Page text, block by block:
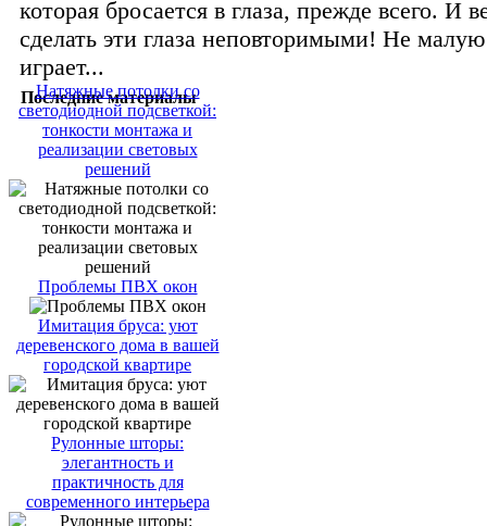
которая бросается в глаза, прежде всего. И
сделать эти глаза неповторимыми! Не
играет...
Последние материалы
Натяжные потолки со
светодиодной подсветкой:
тонкости монтажа и
реализации световых
решений
Проблемы ПВХ окон
Имитация бруса: уют
деревенского дома в вашей
городской квартире
Рулонные шторы:
элегантность и
практичность для
современного интерьера